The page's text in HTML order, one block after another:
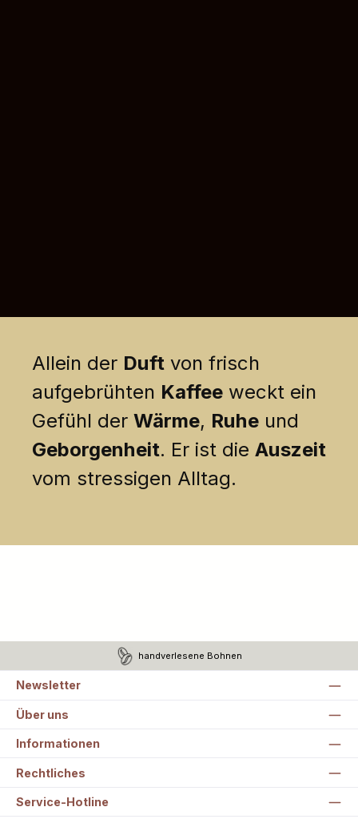
Allein der Duft von frisch
aufgebrühten Kaffee weckt ein
Gefühl der Wärme, Ruhe und
Geborgenheit. Er ist die Auszeit
vom stressigen Alltag.
handverlesene Bohnen
Newsletter
Über uns
Informationen
Rechtliches
Service-Hotline